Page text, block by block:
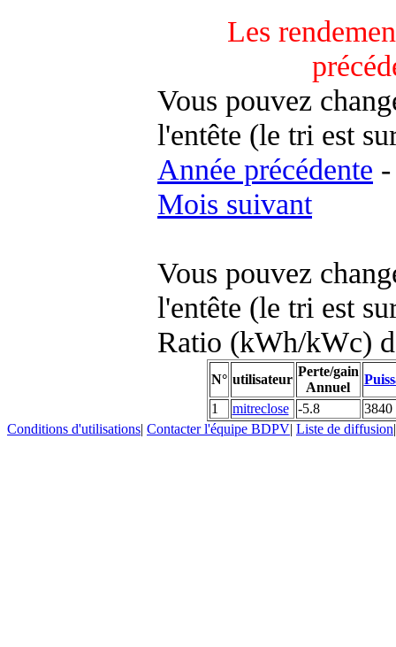
Les
Vous pouvez
l'entête (le tri est
Année précédente -
Mois suivant
Vous pouvez
l'entête (le tri est
Ratio (kWh/kWc)
N° utilisateur
Perte/gain
Annuel
1
mitreclose -5.8
3840
Conditions d'utilisations| Contacter l'équipe BDPV| Liste de diffusion